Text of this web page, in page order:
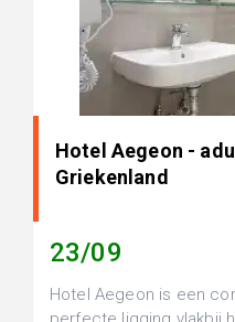
Hotel Aegeon -
Griekenland
23/09
Hotel Aegeon is een